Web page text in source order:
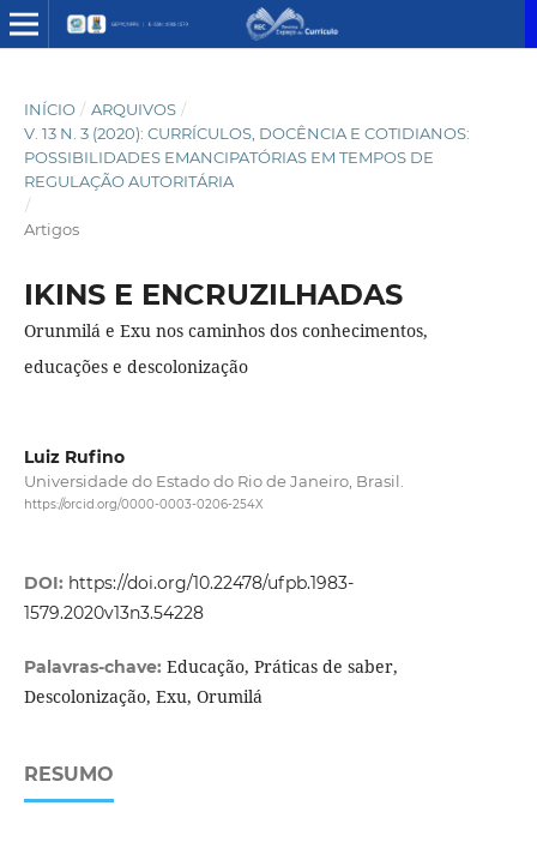
INÍCIO / ARQUIVOS /
V. 13 N. 3 (2020): CURRÍCULOS, DOCÊNCIA E COTIDIANOS:
POSSIBILIDADES EMANCIPATÓRIAS EM TEMPOS DE
REGULAÇÃO AUTORITÁRIA
/
Artigos
IKINS E ENCRUZILHADAS
Orunmilá e Exu nos caminhos dos conhecimentos,
educações e descolonização
Luiz Rufino
Universidade do Estado do Rio de Janeiro, Brasil.
https://orcid.org/0000-0003-0206-254X
DOI: https://doi.org/10.22478/ufpb.1983-
1579.2020v13n3.54228
Palavras-chave: Educação, Práticas de saber,
Descolonização, Exu, Orumilá
RESUMO